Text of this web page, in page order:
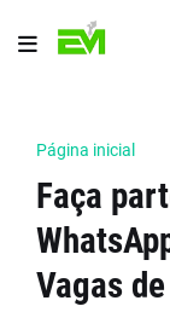
Página inicial
Faça
Vagas